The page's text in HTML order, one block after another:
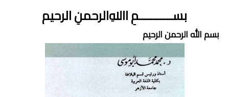
بســـــــــــمِ اﷲِالرحمنِ الرحيم
بسم الله الرحمن الرحيم